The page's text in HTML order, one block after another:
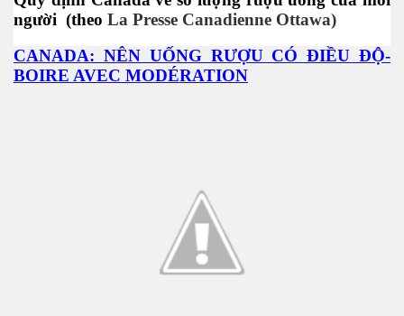
người (theo La Presse Canadienne Ottawa)
CANADA: NÊN UỐNG RƯỢU CÓ ĐIỀU ĐỘ-
BOIRE AVEC MODÉRATION